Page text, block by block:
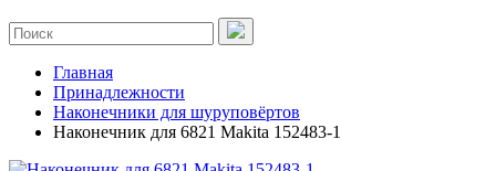
Главная
Принадлежности
Наконечники для шуруповёртов
Наконечник для 6821 Makita 152483-1